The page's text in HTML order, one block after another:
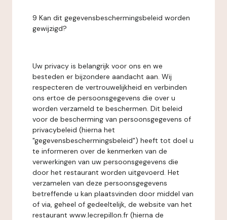
9 Kan dit gegevensbeschermingsbeleid worden
gewijzigd?
Uw privacy is belangrijk voor ons en we
besteden er bijzondere aandacht aan. Wij
respecteren de vertrouwelijkheid en verbinden
ons ertoe de persoonsgegevens die over u
worden verzameld te beschermen. Dit beleid
voor de bescherming van persoonsgegevens of
privacybeleid (hierna het
"gegevensbeschermingsbeleid") heeft tot doel u
te informeren over de kenmerken van de
verwerkingen van uw persoonsgegevens die
door het restaurant worden uitgevoerd. Het
verzamelen van deze persoonsgegevens
betreffende u kan plaatsvinden door middel van
of via, geheel of gedeeltelijk, de website van het
restaurant www.lecrepillon.fr (hierna de